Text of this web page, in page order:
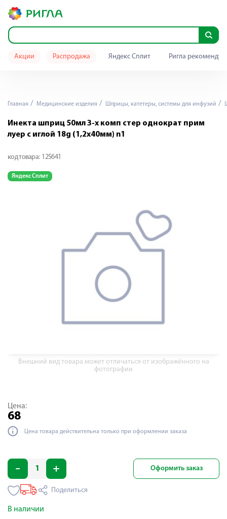
Акции Распродажа Яндекс Сплит Ригла
Главная Медицинские изделия Шприцы, катетеры, системы для инфузий
Инекта шприц 50мл 3-х комп стер однократ прим
луер c иглой 18g (1,2х40мм) n1
код товара: 125641
Яндекс Сплит
Внешний вид товара может отличаться от изображённого на
фотографии
Цена:
68
Цена товара действительна только при оформлении заказа
Оформить заказ
Поделиться
В наличии